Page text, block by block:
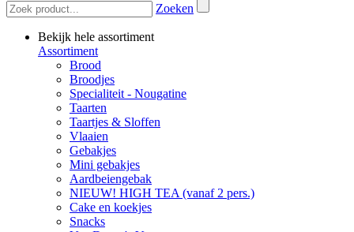
Zoeken
Bekijk hele assortiment
Assortiment
Brood
Broodjes
Specialiteit - Nougatine
Taarten
Taartjes & Sloffen
Vlaaien
Gebakjes
Mini gebakjes
Aardbeiengebak
NIEUW! HIGH TEA (vanaf 2 pers.)
Cake en koekjes
Snacks